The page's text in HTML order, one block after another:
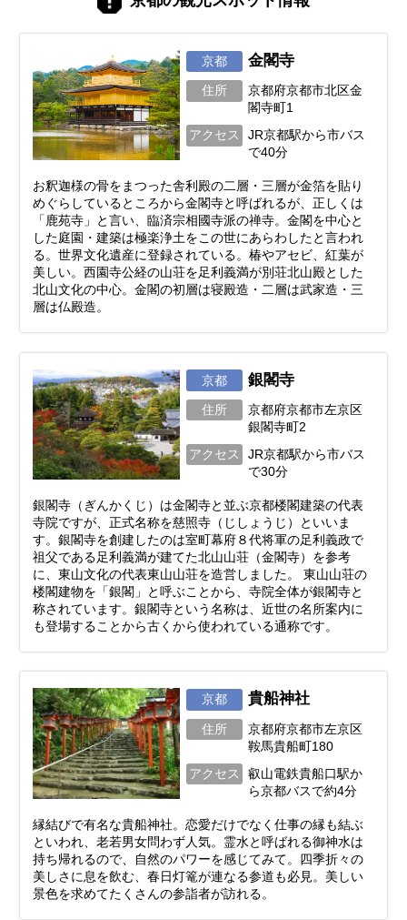
京都 金閣寺
住所
京都府京都市北区金
閣寺町1
アクセス
JR京都駅から市バス
で40分
お釈迦様の骨をまつった舎利殿の二層・三層が金箔を貼り
めぐらしているところから金閣寺と呼ばれるが、正しくは
「鹿苑寺」と言い、臨済宗相國寺派の禅寺。金閣を中心と
した庭園・建築は極楽浄土をこの世にあらわしたと言われ
る。世界文化遺産に登録されている。椿やアセビ、紅葉が
美しい。西園寺公経の山荘を足利義満が別荘北山殿とした
北山文化の中心。金閣の初層は寝殿造・二層は武家造・三
層は仏殿造。
京都 銀閣寺
住所
京都府京都市左京区
銀閣寺町2
アクセス
JR京都駅から市バス
で30分
銀閣寺（ぎんかくじ）は金閣寺と並ぶ京都楼閣建築の代表
寺院ですが、正式名称を慈照寺（じしょうじ）といいま
す。銀閣寺を創建したのは室町幕府８代将軍の足利義政で
祖父である足利義満が建てた北山山荘（金閣寺）を参考
に、東山文化の代表東山山荘を造営しました。 東山山荘の
楼閣建物を「銀閣」と呼ぶことから、寺院全体が銀閣寺と
称されています。銀閣寺という名称は、近世の名所案内に
も登場することから古くから使われている通称です。
京都 貴船神社
住所
京都府京都市左京区
鞍馬貴船町180
アクセス
叡山電鉄貴船口駅か
ら京都バスで約4分
縁結びで有名な貴船神社。恋愛だけでなく仕事の縁も結ぶ
といわれ、老若男女問わず人気。霊水と呼ばれる御神水は
持ち帰れるので、自然のパワーを感じてみて。四季折々の
美しさに息を飲む、春日灯篭が連なる参道も必見。美しい
景色を求めてたくさんの参詣者が訪れる。